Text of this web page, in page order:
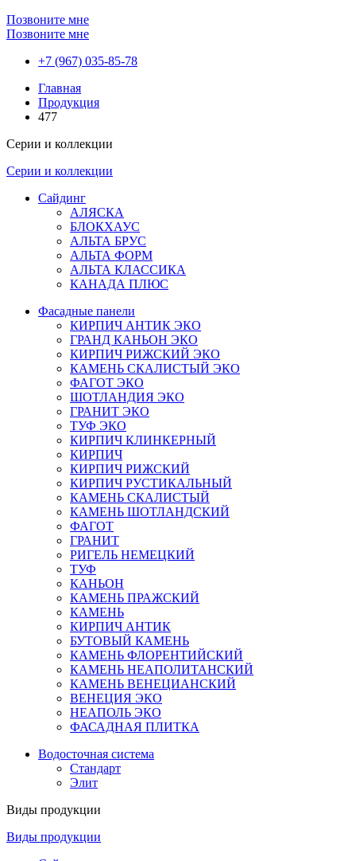
Позвоните мне
Позвоните мне
+7 (967) 035-85-78
Главная
Продукция
477
Серии и коллекции
Серии и коллекции
Сайдинг
АЛЯСКА
БЛОКХАУС
АЛЬТА БРУС
АЛЬТА ФОРМ
АЛЬТА КЛАССИКА
КАНАДА ПЛЮС
Фасадные панели
КИРПИЧ АНТИК ЭКО
ГРАНД КАНЬОН ЭКО
КИРПИЧ РИЖСКИЙ ЭКО
КАМЕНЬ СКАЛИСТЫЙ ЭКО
ФАГОТ ЭКО
ШОТЛАНДИЯ ЭКО
ГРАНИТ ЭКО
ТУФ ЭКО
КИРПИЧ КЛИНКЕРНЫЙ
КИРПИЧ
КИРПИЧ РИЖСКИЙ
КИРПИЧ РУСТИКАЛЬНЫЙ
КАМЕНЬ СКАЛИСТЫЙ
КАМЕНЬ ШОТЛАНДСКИЙ
ФАГОТ
ГРАНИТ
РИГЕЛЬ НЕМЕЦКИЙ
ТУФ
КАНЬОН
КАМЕНЬ ПРАЖСКИЙ
КАМЕНЬ
КИРПИЧ АНТИК
БУТОВЫЙ КАМЕНЬ
КАМЕНЬ ФЛОРЕНТИЙСКИЙ
КАМЕНЬ НЕАПОЛИТАНСКИЙ
КАМЕНЬ ВЕНЕЦИАНСКИЙ
ВЕНЕЦИЯ ЭКО
НЕАПОЛЬ ЭКО
ФАСАДНАЯ ПЛИТКА
Водосточная система
Стандарт
Элит
Виды продукции
Виды продукции